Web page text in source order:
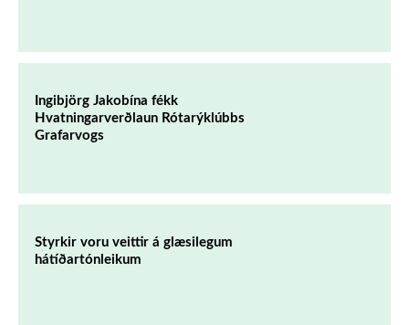
Ingibjörg Jakobína fékk
Hvatningarverðlaun Rótarýklúbbs
Grafarvogs
Styrkir voru veittir á glæsilegum
hátíðartónleikum